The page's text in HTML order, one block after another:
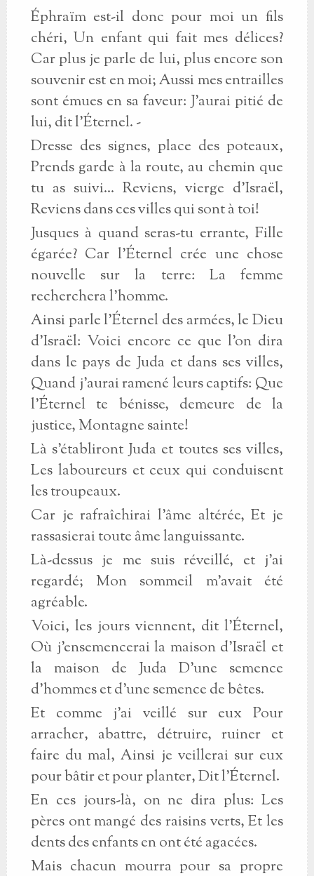
Éphraïm est-il donc pour moi un fils
chéri, Un enfant qui fait mes délices?
Car plus je parle de lui, plus encore son
souvenir est en moi; Aussi mes entrailles
sont émues en sa faveur: J'aurai pitié de
lui, dit l'Éternel. -
Dresse des signes, place des poteaux,
Prends garde à la route, au chemin que
tu as suivi... Reviens, vierge d'Israël,
Reviens dans ces villes qui sont à toi!
Jusques à quand seras-tu errante, Fille
égarée? Car l'Éternel crée une chose
nouvelle sur la terre: La femme
recherchera l'homme.
Ainsi parle l'Éternel des armées, le Dieu
d'Israël: Voici encore ce que l'on dira
dans le pays de Juda et dans ses villes,
Quand j'aurai ramené leurs captifs: Que
l'Éternel te bénisse, demeure de la
justice, Montagne sainte!
Là s'établiront Juda et toutes ses villes,
Les laboureurs et ceux qui conduisent
les troupeaux.
Car je rafraîchirai l'âme altérée, Et je
rassasierai toute âme languissante.
Là-dessus je me suis réveillé, et j'ai
regardé; Mon sommeil m'avait été
agréable.
Voici, les jours viennent, dit l'Éternel,
Où j'ensemencerai la maison d'Israël et
la maison de Juda D'une semence
d'hommes et d'une semence de bêtes.
Et comme j'ai veillé sur eux Pour
arracher, abattre, détruire, ruiner et
faire du mal, Ainsi je veillerai sur eux
pour bâtir et pour planter, Dit l'Éternel.
En ces jours-là, on ne dira plus: Les
pères ont mangé des raisins verts, Et les
dents des enfants en ont été agacées.
Mais chacun mourra pour sa propre